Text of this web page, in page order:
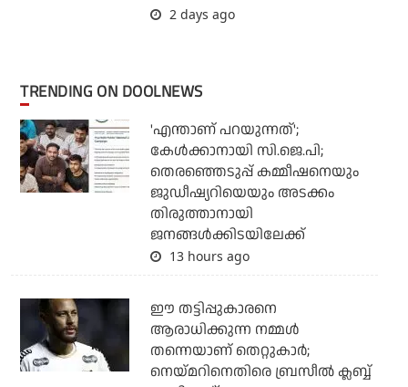
2 days ago
TRENDING ON DOOLNEWS
'എന്താണ് പറയുന്നത്';
കേള്‍ക്കാനായി സി.ജെ.പി;
തെരഞ്ഞെടുപ്പ് കമ്മീഷനെയും
ജുഡീഷ്യറിയെയും അടക്കം
തിരുത്താനായി
ജനങ്ങള്‍ക്കിടയിലേക്ക്
13 hours ago
ഈ തട്ടിപ്പുകാരനെ
ആരാധിക്കുന്ന നമ്മള്‍
തന്നെയാണ് തെറ്റുകാര്‍;
നെയ്മറിനെതിരെ ബ്രസീല്‍ ക്ലബ്ബ്